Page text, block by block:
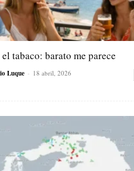
el tabaco: barato me parece
Luque - 18 abril, 2026